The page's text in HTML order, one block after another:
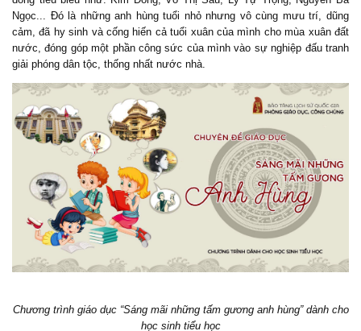
Ngọc... Đó là những anh hùng tuổi nhỏ nhưng vô cùng mưu trí, dũng
cảm, đã hy sinh và cống hiến cả tuổi xuân của mình cho mùa xuân đất
nước, đóng góp một phần công sức của mình vào sự nghiệp đấu tranh
giải phóng dân tộc, thống nhất nước nhà.
Chương trình giáo dục “Sáng mãi những tấm gương anh hùng” dành cho
học sinh tiểu học